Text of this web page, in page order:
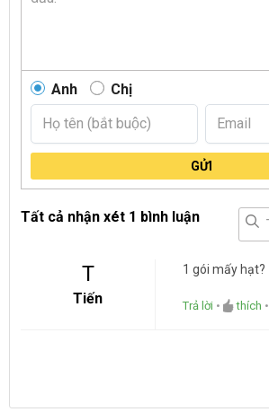
Anh Chị
GỬI
Tất cả nhận xét 1 bình luận
T
Tiến
1 gói mấy hạt?
Trả lời • thích •